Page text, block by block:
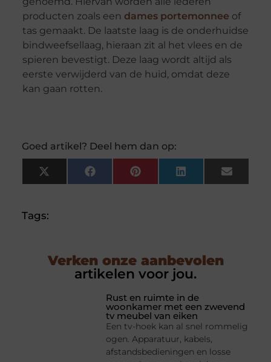
producten zoals een dames portemonnee of
tas gemaakt. De laatste laag is de onderhuidse
bindweefsellaag, hieraan zit al het vlees en de
spieren bevestigt. Deze laag wordt altijd als
eerste verwijderd van de huid, omdat deze
kan gaan rotten.
Goed artikel? Deel hem dan op:
X
(Twitter)
FacebookPinterestLinkedInEmail
Tags:
Verken onze aanbevolen
artikelen voor jou.
Rust en ruimte in de
woonkamer met een zwevend
tv meubel van eiken
Een tv-hoek kan al snel rommelig
ogen. Apparatuur, kabels,
afstandsbedieningen en losse